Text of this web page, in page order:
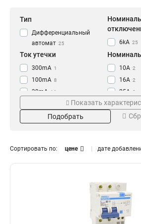
Тип
Дифференциальный
автомат 25 6kA 25
Ток утечки
300mA 1
100mA 8
30mA 16
10A 2
16A 2
25A 2
20A 2
63A 4
32A 5
Кол-во полюсов
Показать
Подобрать
Сортировать по: цене дате